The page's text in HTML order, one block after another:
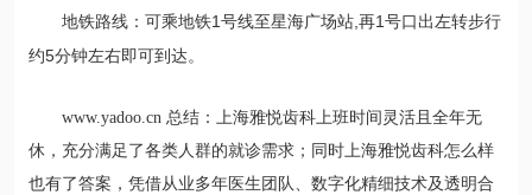
地铁路线：可乘地铁1号线至星海广场站,再1号口出左转步行
约5分钟左右即可到达。
www.yadoo.cn 总结：上海雅悦齿科上班时间灵活且全年无
休，充分满足了各类人群的就诊需求；同时上海雅悦齿科怎么样
也有了答案，凭借从业多年医生团队、数字化精细技术及透明合